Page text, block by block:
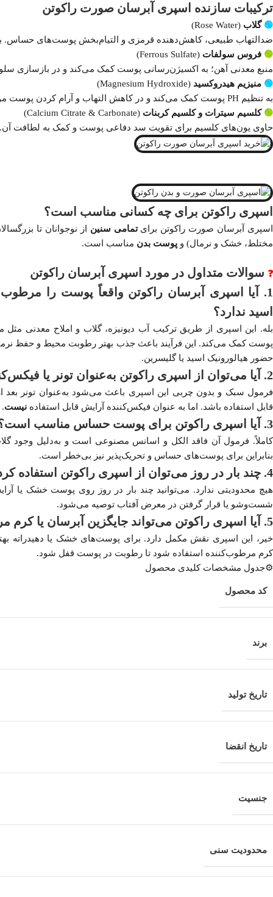
ترکیبات سازنده اسپری آبرسان صورت راکوتن
🟢 گلاب (Rose Water)
ضدالتهاب طبیعی، کاهش‌دهنده قرمزی و التیام‌بخش پوست‌های
🟢 فروس سولفات (Ferrous Sulfate)
منبع معدنی آهن؛ به اکسیژن‌رسانی پوست کمک می‌کند و در بازسازی
🟢 منیزیم هیدروکسید (Magnesium Hydroxide)
به تنظیم PH پوست کمک می‌کند و در کاهش التهاب و آرام کردن پوست مؤثر است.
🟢کلسیم سیترات و کلسیم کربنات (Calcium Citrate & Carbonate)
حاوی یون‌های کلسیم برای تقویت سد دفاعی پوست و کمک به لطافت آن.
اسپری راکوتن برای چه کسانی مناسب است؟
اسپری آبرسان صورت راکوتن برایتمامی سنین از نوجوانان تا
مختلط، خشک و نرمال) و پوست بدن مناسب است.
❓ سوالات متداول در مورد اسپری آبرسان راکوتن
1. آیا اسپری آبرسان راکوتن واقعاً پوست را مرطوب
اسید ندارد؟
بله. این اسپری از طریق ترکیب آب دیونیزه، گلاب و املاح معدنی مثل
پوست کمک می‌کند. این فرآیند باعث جذب بهتر رطوبت محیط و حفظ
حضور هیالورونیک اسید یا گلیسرین.
2. آیا می‌توان از اسپری راکوتن به‌عنوان تونر یا فیکس‌کننده آرایش استفاده کرد؟
قابل استفاده باشد. اما به عنوان فیکس‌کننده آرایش قابل استفاده نیست.
3. آیا اسپری راکوتن برای پوست حساس مناسب است؟
کاملاً. فرمول آن فاقد الکل و اسانس مصنوعی است و به‌دلیل وجود
بنابراین برای پوست‌های حساس و تحریک‌پذیر نیز بی‌خطر است.
4. چند بار در روز می‌توان از اسپری راکوتن استفاده کرد؟
هیچ محدودیتی ندارد. می‌توانید چند بار در روز روی پوست خشک یا
شست‌وشو یا قرار گرفتن در معرض آفتاب توصیه می‌شود.
5. آیا اسپری راکوتن می‌تواند جایگزین آبرسان یا کرم مرطوب‌کننده شود؟
خیر، این اسپری نقش مکمل دارد. برای پوست‌های خشک یا دهیدراته
کرم مرطوب‌کننده استفاده شود تا رطوبت در پوست قفل شود.
⚙️جدول مشخصات کلیدی محصول
کد محصول
برند
تاریخ تولید
تاریخ انقضا
جنسیت
محدودیت سنی